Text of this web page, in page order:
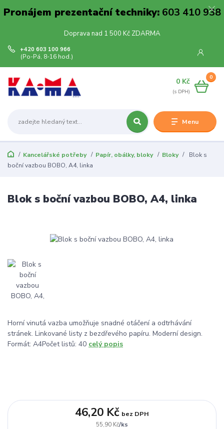
Pronájem prezentační techniky:603 410 938
Doprava nad 1 500 Kč ZDARMA
Menu
+420 603 100 966
(Po-Pá, 8-16 hod.)
0
0 Kč
Kancelářské potřeby Papír, obálky, bloky Bloky
Blok s
boční vazbou BOBO, A4, linka
Blok s boční vazbou BOBO, A4, linka
Horní vinutá vazba umožňuje snadné otáčení a odtrhávání
stránek. Linkované listy z bezdřevého papíru. Moderní design.
Formát: A4Počet listů: 40 celý popis
55,90 Kč/ks
46,20 Kč bez DPH